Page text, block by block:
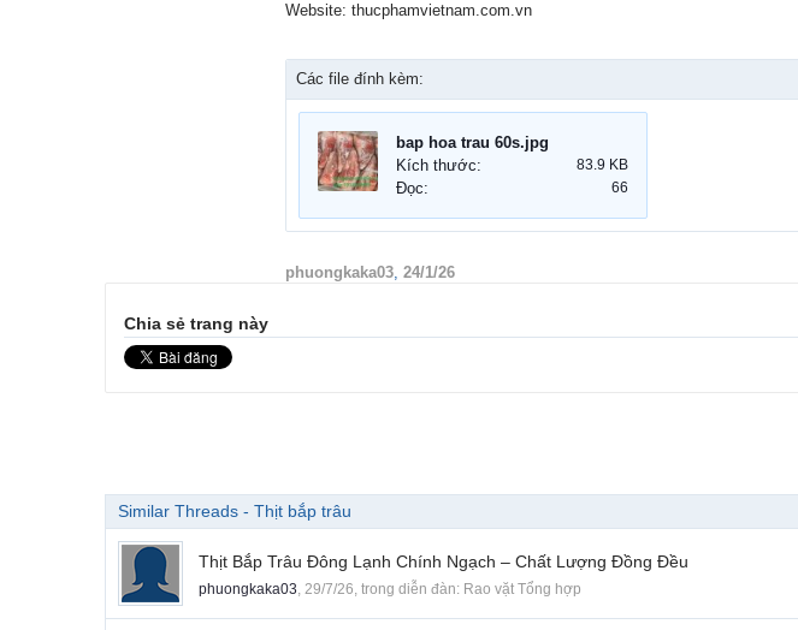
Website: thucphamvietnam.com.vn
Các file đính kèm:
bap hoa trau 60s.jpg
Kích thước:
83.9 KB
Đọc: 66
phuongkaka03, 24/1/26
Chia sẻ trang này
Similar Threads - Thịt bắp trâu
Thịt Bắp Trâu Đông Lạnh Chính Ngạch – Chất Lượng Đồng Đều
phuongkaka03, 29/7/26, trong diễn đàn: Rao vặt Tổng hợp